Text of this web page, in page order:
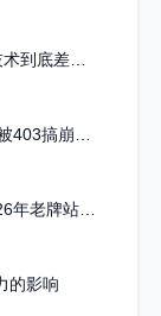
的影响